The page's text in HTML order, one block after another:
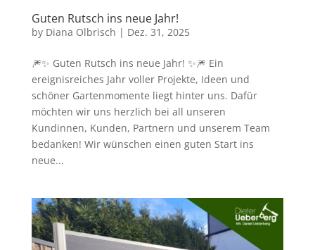
Guten Rutsch ins neue Jahr!
by Diana Olbrisch | Dez. 31, 2025
🎆✨ Guten Rutsch ins neue Jahr! ✨🎆 Ein
ereignisreiches Jahr voller Projekte, Ideen und
schöner Gartenmomente liegt hinter uns. Dafür
möchten wir uns herzlich bei all unseren
Kundinnen, Kunden, Partnern und unserem Team
bedanken! Wir wünschen einen guten Start ins
neue...